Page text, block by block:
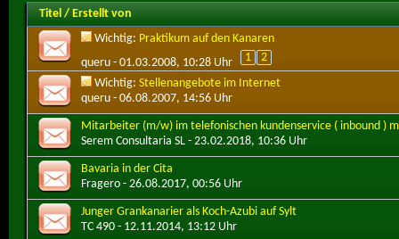
Titel / Erstellt von
Wichtig: Praktikum auf den Kanaren
queru - 01.03.2008, 10:28 Uhr 1
2
Wichtig: Stellenangebote im Internet
queru - 06.08.2007, 14:56 Uhr
Mitarbeiter (m/w) im telefonischen kundenservice ( inbound )
Serem Consultaria SL - 23.02.2018, 10:36 Uhr
Bavaria in der Cita
Fragero - 26.08.2017, 00:56 Uhr
Junger Grankanarier als Koch-Azubi auf Sylt
TC 490 - 12.11.2014, 13:12 Uhr